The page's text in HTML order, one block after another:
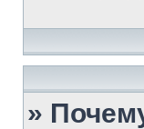
»